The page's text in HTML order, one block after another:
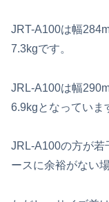
JRT-A100は幅
7.3kgです。
JRL-A100は幅
6.9kgとなっていま
JRL-A100の方が若
ースに余裕がない